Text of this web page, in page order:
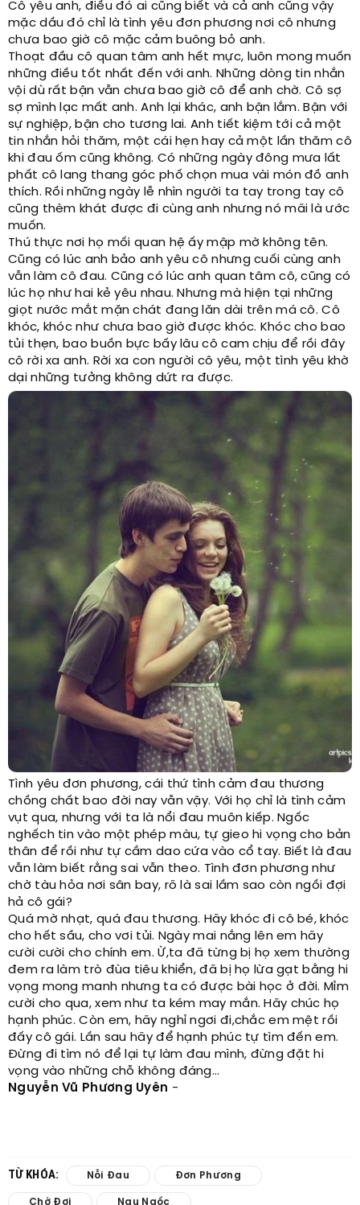
Cô yêu anh, điều đó ai cũng biết và cả anh cũng vậy
mặc dầu đó chỉ là tình yêu đơn phương nơi cô nhưng
chưa bao giờ cô mặc cảm buông bỏ anh.
Thoạt đầu cô quan tâm anh hết mực, luôn mong muốn
những điều tốt nhất đến với anh. Những dòng tin nhắn
vội dù rất bận vẫn chưa bao giờ cô để anh chờ. Cô sợ
sợ mình lạc mất anh. Anh lại khác, anh bận lắm. Bận với
sự nghiệp, bận cho tương lai. Anh tiết kiệm tới cả một
tin nhắn hỏi thăm, một cái hẹn hay cả một lần thăm cô
khi đau ốm cũng không. Có những ngày đông mưa lất
phất cô lang thang góc phố chọn mua vài món đồ anh
thích. Rồi những ngày lễ nhìn người ta tay trong tay cô
cũng thèm khát được đi cùng anh nhưng nó mãi là ước
muốn.
Thú thực nơi họ mối quan hệ ấy mập mờ không tên.
Cũng có lúc anh bảo anh yêu cô nhưng cuối cùng anh
vẫn làm cô đau. Cũng có lúc anh quan tâm cô, cũng có
lúc họ như hai kẻ yêu nhau. Nhưng mà hiện tại những
giọt nước mắt mặn chát đang lăn dài trên má cô. Cô
khóc, khóc như chưa bao giờ được khóc. Khóc cho bao
tủi thẹn, bao buồn bực bấy lâu cô cam chịu để rồi đây
cô rời xa anh. Rời xa con người cô yêu, một tình yêu khờ
dại những tưởng không dứt ra được.
Tình yêu đơn phương, cái thứ tình cảm đau thương
chồng chất bao đời nay vẫn vậy. Với họ chỉ là tình cảm
vụt qua, nhưng với ta là nổi đau muôn kiếp. Ngốc
nghếch tin vào một phép màu, tự gieo hi vọng cho bản
thân để rồi như tự cầm dao cứa vào cổ tay. Biết là đau
vẫn làm biết rằng sai vẫn theo. Tình đơn phương như
chờ tàu hỏa nơi sân bay, rõ là sai lầm sao còn ngồi đợi
hả cô gái?
Quá mờ nhạt, quá đau thương. Hãy khóc đi cô bé, khóc
cho hết sầu, cho vơi tủi. Ngày mai nắng lên em hãy
cười cười cho chính em. Ừ,ta đã từng bị họ xem thường
đem ra làm trò đùa tiêu khiển, đã bị họ lừa gạt bằng hi
vọng mong manh nhưng ta có được bài học ở đời. Mỉm
cười cho qua, xem như ta kém may mắn. Hãy chúc họ
hạnh phúc. Còn em, hãy nghỉ ngơi đi,chắc em mệt rồi
đấy cô gái. Lần sau hãy để hạnh phúc tự tìm đến em.
Đừng đi tìm nó để lại tự làm đau mình, đừng đặt hi
vọng vào những chỗ không đáng...
Nguyễn Vũ Phương Uyên -
TỪ KHÓA: Nỗi Đau Đơn Phương
Chờ Đợi Ngu Ngốc